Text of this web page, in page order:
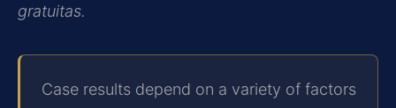
gratuitas.
Case results depend on a variety of factors